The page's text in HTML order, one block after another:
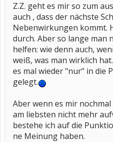
Z.Z. geht es mir so zum
auch , dass der nächste
Nebenwirkungen kommt.
durch. Aber so lange man
helfen: wie denn auch,
weiß, was man wirklich
es mal wieder "nur" in die
gelegt.
Aber wenn es mir
am liebsten nicht mehr
bestehe ich auf die
ne Meinung haben.